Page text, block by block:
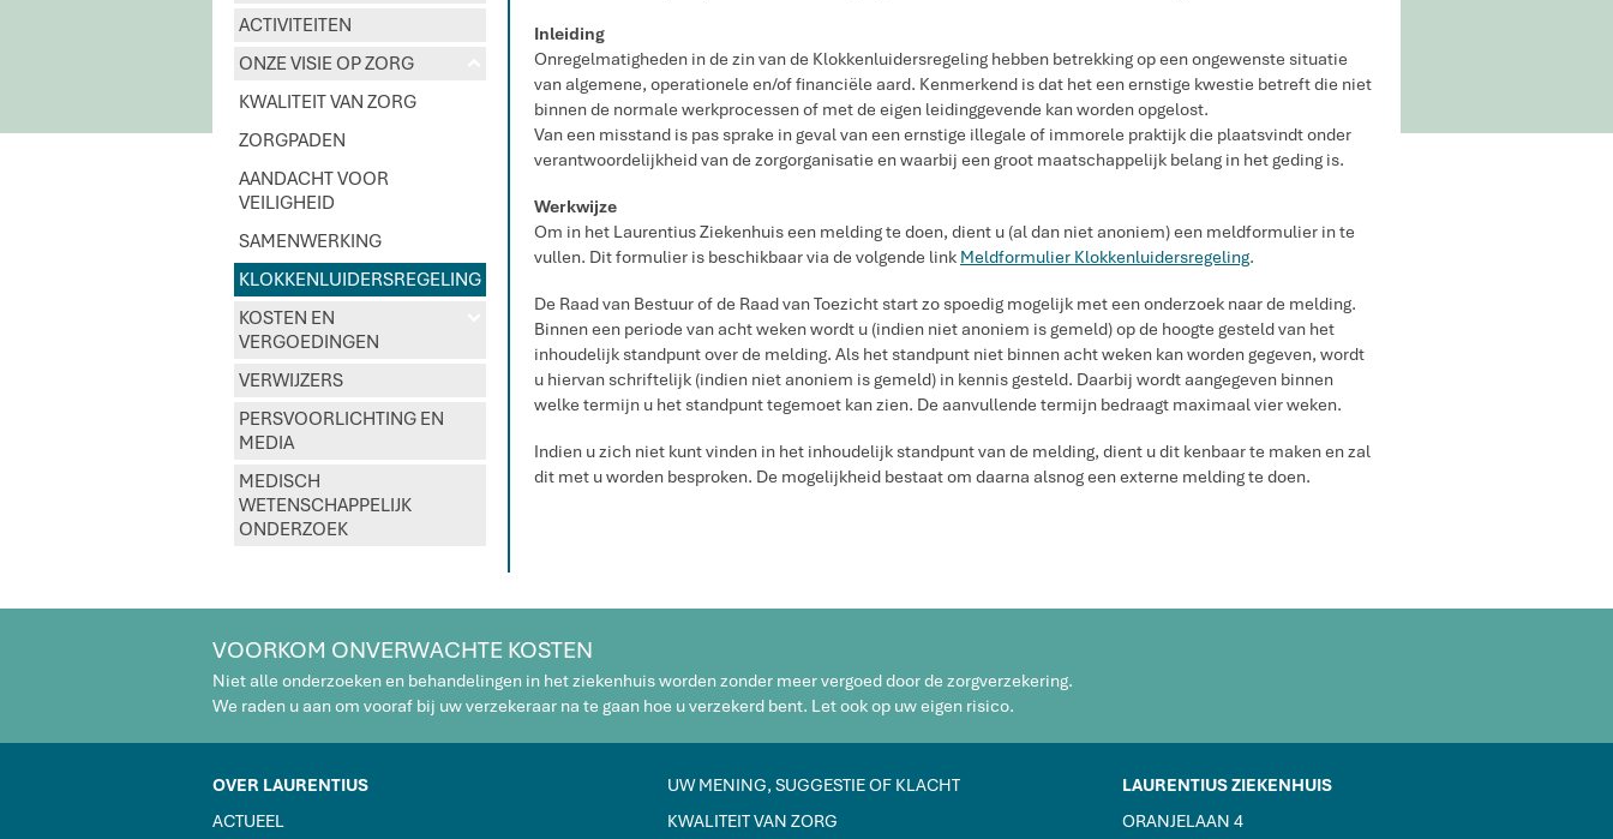
ACTIVITEITEN
ONZE VISIE OP ZORG
KWALITEIT VAN ZORG
ZORGPADEN
AANDACHT VOOR
VEILIGHEID
SAMENWERKING
KLOKKENLUIDERSREGELING
KOSTEN EN
VERGOEDINGEN
VERWIJZERS
PERSVOORLICHTING EN
MEDIA
MEDISCH
WETENSCHAPPELIJK
ONDERZOEK
Inleiding
Onregelmatigheden in de zin van de Klokkenluidersregeling hebben betrekking op een ongewenste situatie
van algemene, operationele en/of financiële aard. Kenmerkend is dat het een ernstige kwestie betreft die niet
binnen de normale werkprocessen of met de eigen leidinggevende kan worden opgelost.
Van een misstand is pas sprake in geval van een ernstige illegale of immorele praktijk die plaatsvindt onder
verantwoordelijkheid van de zorgorganisatie en waarbij een groot maatschappelijk belang in het geding is.
Werkwijze
Om in het Laurentius Ziekenhuis een melding te doen, dient u (al dan niet anoniem) een meldformulier in te
vullen. Dit formulier is beschikbaar via de volgende link Meldformulier Klokkenluidersregeling.
De Raad van Bestuur of de Raad van Toezicht start zo spoedig mogelijk met een onderzoek naar de melding.
Binnen een periode van acht weken wordt u (indien niet anoniem is gemeld) op de hoogte gesteld van het
inhoudelijk standpunt over de melding. Als het standpunt niet binnen acht weken kan worden gegeven, wordt
u hiervan schriftelijk (indien niet anoniem is gemeld) in kennis gesteld. Daarbij wordt aangegeven binnen
welke termijn u het standpunt tegemoet kan zien. De aanvullende termijn bedraagt maximaal vier weken.
Indien u zich niet kunt vinden in het inhoudelijk standpunt van de melding, dient u dit kenbaar te maken en zal
dit met u worden besproken. De mogelijkheid bestaat om daarna alsnog een externe melding te doen.
VOORKOM ONVERWACHTE KOSTEN
Niet alle onderzoeken en behandelingen in het ziekenhuis worden zonder meer vergoed door de zorgverzekering.
We raden u aan om vooraf bij uw verzekeraar na te gaan hoe u verzekerd bent. Let ook op uw eigen risico.
OVER LAURENTIUS
ACTUEEL
UW MENING, SUGGESTIE OF KLACHT
KWALITEIT VAN ZORG
LAURENTIUS ZIEKENHUIS
ORANJELAAN 4